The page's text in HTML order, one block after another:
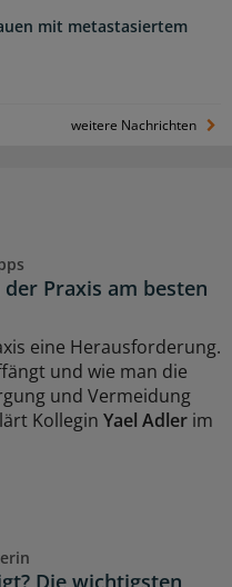
mit metastasiertem
weitere Nachrichten
Praxis am besten
eine Herausforderung.
und wie man die
und Vermeidung
Kollegin Yael Adler im
Die wichtigsten